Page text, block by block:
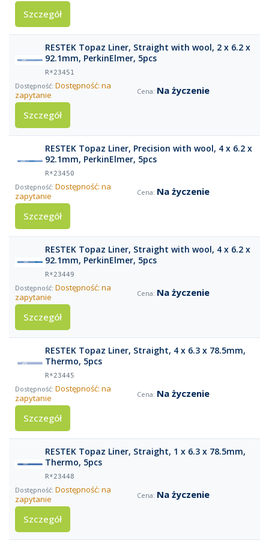
Szczegół
RESTEK Topaz Liner, Straight with wool, 2 x 6.2 x
92.1mm, PerkinElmer, 5pcs
R*23451
Dostępność: na
zapytanie
Na życzenie
Szczegół
RESTEK Topaz Liner, Precision with wool, 4 x 6.2 x
92.1mm, PerkinElmer, 5pcs
R*23450
Dostępność: na
zapytanie
Na życzenie
Szczegół
RESTEK Topaz Liner, Straight with wool, 4 x 6.2 x
92.1mm, PerkinElmer, 5pcs
R*23449
Dostępność: na
zapytanie
Na życzenie
Szczegół
RESTEK Topaz Liner, Straight, 4 x 6.3 x 78.5mm,
Thermo, 5pcs
R*23445
Dostępność: na
zapytanie
Na życzenie
Szczegół
RESTEK Topaz Liner, Straight, 1 x 6.3 x 78.5mm,
Thermo, 5pcs
R*23448
Dostępność: na
zapytanie
Na życzenie
Szczegół